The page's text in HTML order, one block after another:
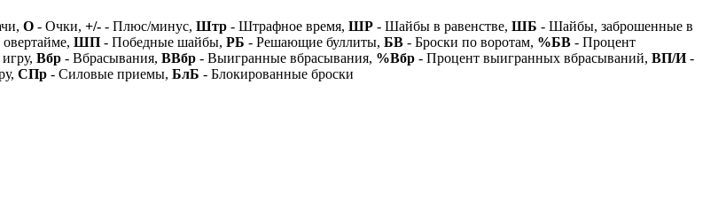
О - Очки, +/- - Плюс/минус, Штр - Штрафное время, ШР - Шайбы в равенстве, ШБ - Шайбы, заброшенные в
ШП - Победные шайбы, РБ - Решающие буллиты, БВ - Броски по воротам, %БВ - Процент
Вбр - Вбрасывания, ВВбр - Выигранные вбрасывания, %Вбр - Процент выигранных вбрасываний, ВП/И-
СПр - Силовые приемы, БлБ - Блокированные броски